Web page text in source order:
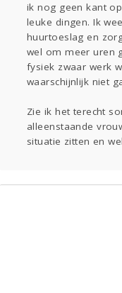
ik nog geen kant
leuke dingen. Ik
huurtoeslag en
wel om meer uren
fysiek zwaar werk
waarschijnlijk niet
Zie ik het terecht
alleenstaande
situatie zitten en